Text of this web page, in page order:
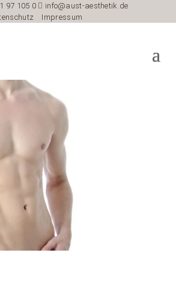
97 105 0  info@aust-aesthetik.de
Impressum